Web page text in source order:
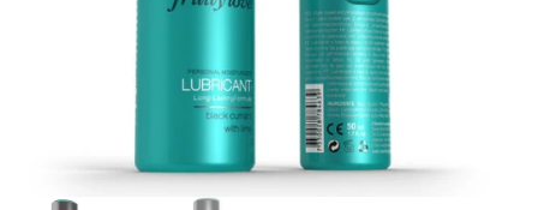
galería